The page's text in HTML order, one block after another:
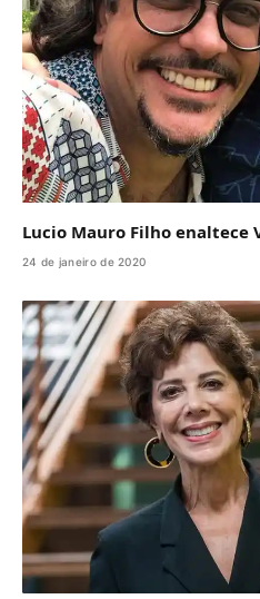
Lucio Mauro Filho enaltece
24 de janeiro de 2020